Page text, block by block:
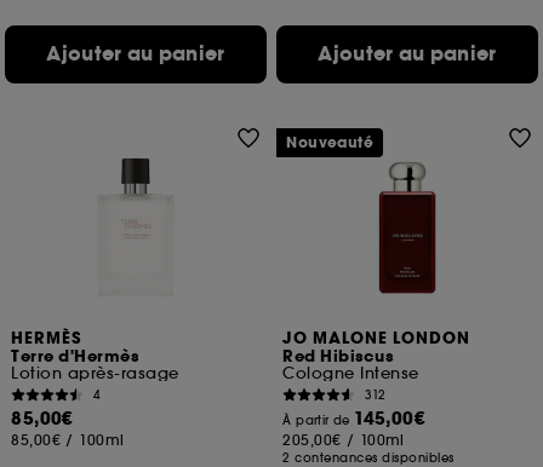
Ajouter au panier Ajouter au panier
HERMÈS
Terre d'Hermès
Lotion après-rasage
4
85,00€
85,00€ / 100ml
JO MALONE LONDON
Red Hibiscus
Cologne Intense
312
À partir de 145,00€
205,00€ / 100ml
2 contenances disponibles
Nouveauté